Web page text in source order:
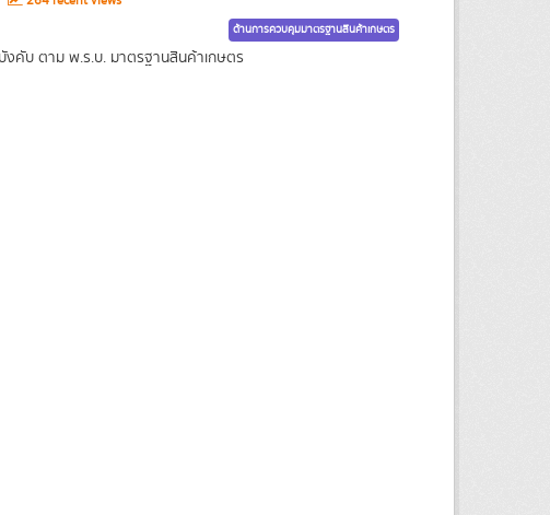
ด้านการควบคุมมาตรฐานสินค้าเกษตร
คับ ตาม พ.ร.บ. มาตรฐานสินค้าเกษตร